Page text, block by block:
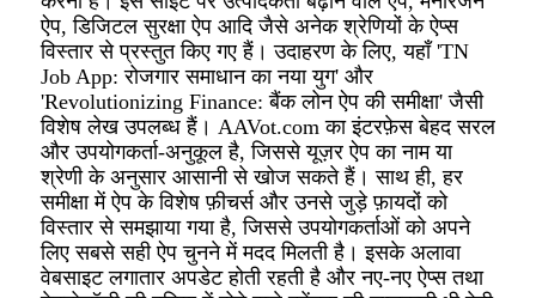
ऐप, डिजिटल सुरक्षा ऐप आदि जैसे अनेक श्रेणियों के ऐप्स
विस्तार से प्रस्तुत किए गए हैं। उदाहरण के लिए, यहाँ 'TN
Job App: रोजगार समाधान का नया युग' और
'Revolutionizing Finance: बैंक लोन ऐप की समीक्षा' जैसी
विशेष लेख उपलब्ध हैं। AAVot.com का इंटरफ़ेस बेहद सरल
और उपयोगकर्ता-अनुकूल है, जिससे यूज़र ऐप का नाम या
श्रेणी के अनुसार आसानी से खोज सकते हैं। साथ ही, हर
समीक्षा में ऐप के विशेष फ़ीचर्स और उनसे जुड़े फ़ायदों को
विस्तार से समझाया गया है, जिससे उपयोगकर्ताओं को अपने
लिए सबसे सही ऐप चुनने में मदद मिलती है। इसके अलावा
वेबसाइट लगातार अपडेट होती रहती है और नए-नए ऐप्स तथा